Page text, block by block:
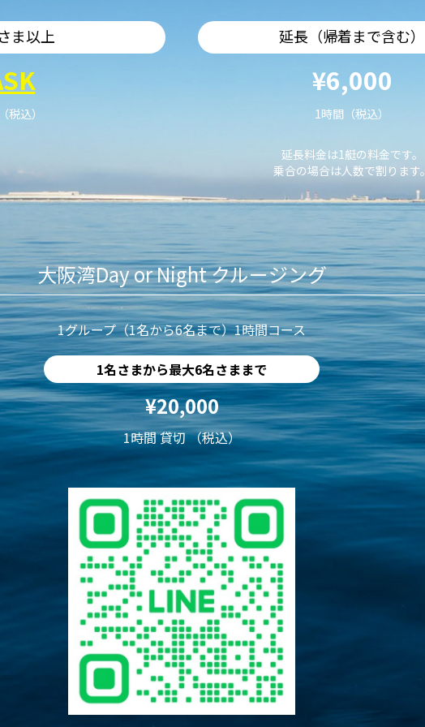
ま以上
税込）
延長（帰着まで含む）
¥6,000
1時間（税込）
延長料金は1艇の料金です。
乗合の場合は人数で割ります。
大阪湾Day or Night クルージング
1グループ（1名から6名まで）1時間コース
1名さまから最大6名さままで
¥20,000
1時間 貸切 （税込）